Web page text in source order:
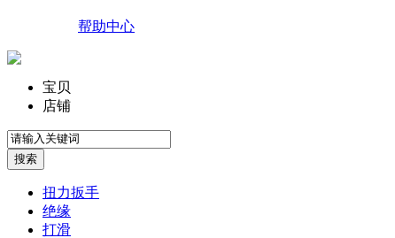
帮助中心
宝贝
店铺
扭力扳手
绝缘
打滑